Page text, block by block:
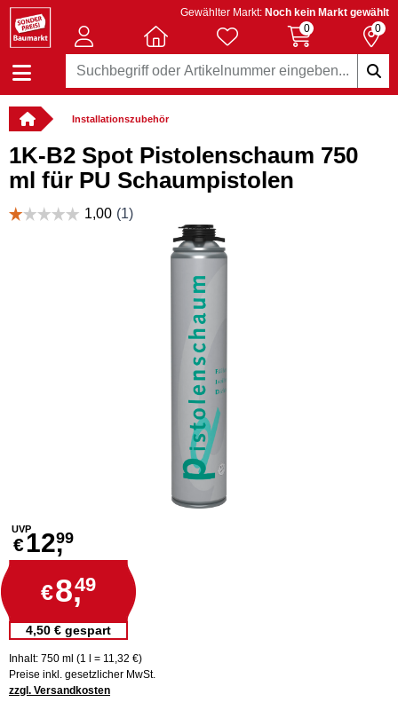
Gewählter Markt: Noch kein Markt gewählt
0
0
Installationszubehör
1K-B2 Spot Pistolenschaum 750
ml für PU Schaumpistolen
UVP
€12,99
€8,49
4,50 € gespart
Inhalt: 750 ml (1 l = 11,32 €)
Preise inkl. gesetzlicher MwSt.
zzgl. Versandkosten